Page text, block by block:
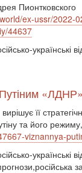
Пионтковского
ex-ussr/
44637
українські
її
та його
viznannya-
українські